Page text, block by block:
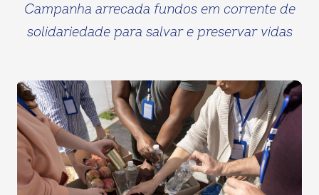
Campanha arrecada fundos em corrente de
solidariedade para salvar e preservar vidas